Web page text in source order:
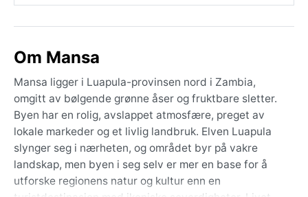
Om Mansa
Mansa ligger i Luapula-provinsen nord i Zambia,
omgitt av bølgende grønne åser og fruktbare sletter.
Byen har en rolig, avslappet atmosfære, preget av
lokale markeder og et livlig landbruk. Elven Luapula
slynger seg i nærheten, og området byr på vakre
landskap, men byen i seg selv er mer en base for å
utforske regionens natur og kultur enn en